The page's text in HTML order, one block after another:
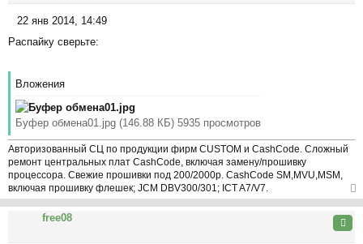
ся
о
щ
е
н
е
22 янв 2014, 14:49
Распайку сверьте:
Вложения
Буфер обмена01.jpg (146.88 КБ) 5935 просмотров
Авторизованный СЦ по продукции фирм CUSTOM и CashCode. Сложный
ремонт центральных плат CashCode, включая замену/прошивку
процессора. Свежие прошивки под 200/2000р. CashCode SM,MVU,MSM,
включая прошивку флешек; JCM DBV300/301; ICT A7/V7.
ер
ну
ть
free08